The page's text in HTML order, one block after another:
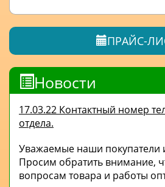
ПРАЙС-
Новости
17.03.22 Контактный номер
отдела.
Уважаемые наши покупатели
Просим обратить внимание,
вопросам товара и работы